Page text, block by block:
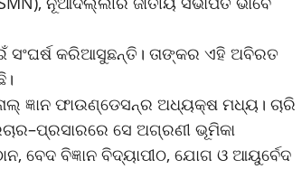
ସଂଘର୍ଷ କରିଆସୁଛନ୍ତି। ତାଙ୍କର ଏହି ଅବିରତ
ଜ୍ଞାନ ଫାଉଣ୍ଡେସନ୍ର ଅଧ୍ୟକ୍ଷ ମଧ୍ୟ। ଚାରି
ସେ ଅଗ୍ରଣୀ ଭୂମିକା
ବେଦ ବିଜ୍ଞାନ ବିଦ୍ୟାପୀଠ, ଯୋଗ ଓ ଆୟୁର୍ବେଦ